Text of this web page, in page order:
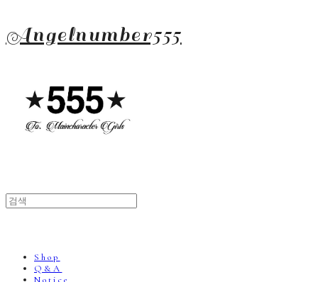
Angelnumber555
Shop
Q&A
Notice